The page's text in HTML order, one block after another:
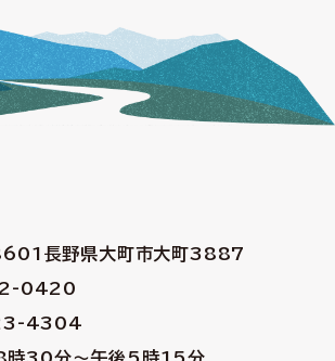
長野県大町市大町3887
0420
4304